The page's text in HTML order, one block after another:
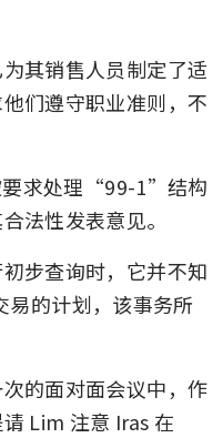
其销售人员制定了适
们遵守职业准则，不
要求处理“99-1”结构
法性发表意见。
步查询时，它并不知
的计划，该事务所
的面对面会议中，作
Lim 注意 Iras 在